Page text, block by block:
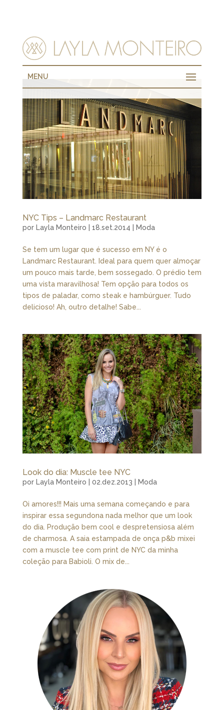
MENU
NYC Tips – Landmarc Restaurant
por Layla Monteiro 18.set.2014 Moda
Se tem um lugar que é sucesso em NY é o
Landmarc Restaurant. Ideal para quem quer almoçar
um pouco mais tarde, bem sossegado. O prédio tem
uma vista maravilhosa! Tem opção para todos os
tipos de paladar, como steak e hambúrguer. Tudo
delicioso! Ah, outro detalhe! Sabe...
Look do dia: Muscle tee NYC
por Layla Monteiro 02.dez.2013 Moda
Oi amores!!! Mais uma semana começando e para
inspirar essa segundona nada melhor que um look
do dia. Produção bem cool e despretensiosa além
de charmosa. A saia estampada de onça p&b mixei
com a muscle tee com print de NYC da minha
coleção para Babioli. O mix de...